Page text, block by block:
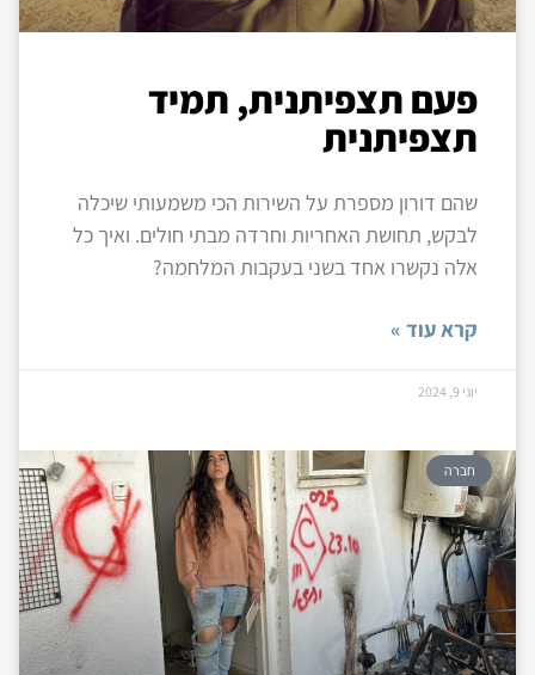
פעם תצפיתנית, תמיד
תצפיתנית
שהם דורון מספרת על השירות הכי משמעותי שיכלה
לבקש, תחושת האחריות וחרדה מבתי חולים. ואיך כל
אלה נקשרו אחד בשני בעקבות המלחמה?
קרא עוד »
יוני 9, 2024
חברה